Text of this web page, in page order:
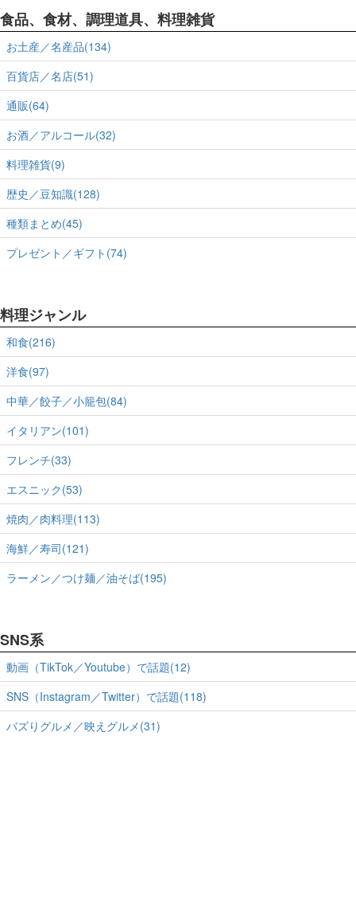
食品、食材、調理道具、料理雑貨
お土産／名産品(134)
百貨店／名店(51)
通販(64)
お酒／アルコール(32)
料理雑貨(9)
歴史／豆知識(128)
種類まとめ(45)
プレゼント／ギフト(74)
料理ジャンル
和食(216)
洋食(97)
中華／餃子／小籠包(84)
イタリアン(101)
フレンチ(33)
エスニック(53)
焼肉／肉料理(113)
海鮮／寿司(121)
ラーメン／つけ麺／油そば(195)
SNS系
動画（TikTok／Youtube）で話題(12)
SNS（Instagram／Twitter）で話題(118)
バズりグルメ／映えグルメ(31)